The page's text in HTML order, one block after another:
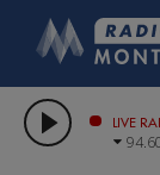
LIVE